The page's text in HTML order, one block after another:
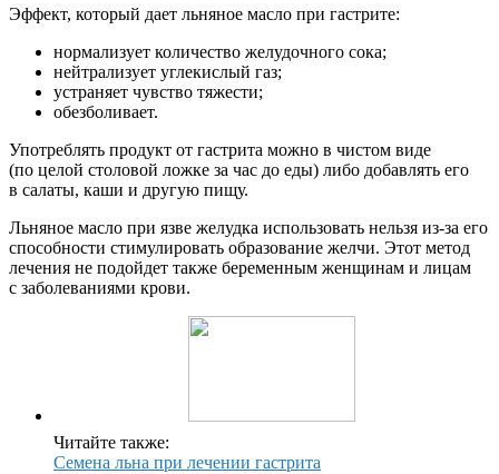
Эффект, который дает льняное масло при гастрите:
нормализует количество желудочного сока;
нейтрализует углекислый газ;
устраняет чувство тяжести;
обезболивает.
Употреблять продукт от гастрита можно в чистом виде
(по целой столовой ложке за час до еды) либо добавлять его
в салаты, каши и другую пищу.
Льняное масло при язве желудка использовать нельзя из-за его
способности стимулировать образование желчи. Этот метод
лечения не подойдет также беременным женщинам и лицам
с заболеваниями крови.
Читайте также:
Семена льна при лечении гастрита